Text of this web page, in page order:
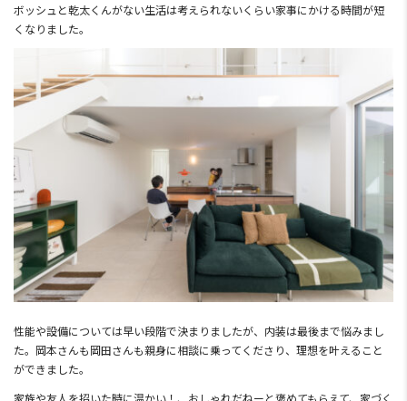
ボッシュと乾太くんがない生活は考えられないくらい家事にかける時間が短
くなりました。
性能や設備については早い段階で決まりましたが、内装は最後まで悩みまし
た。岡本さんも岡田さんも親身に相談に乗ってくださり、理想を叶えること
ができました。
家族や友人を招いた時に温かい！、おしゃれだねーと褒めてもらえて、家づく